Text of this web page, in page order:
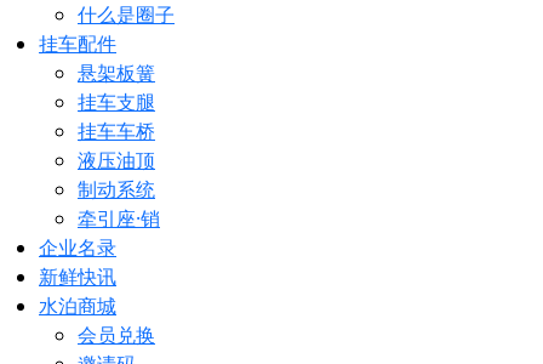
什么是圈子
挂车配件
悬架板簧
挂车支腿
挂车车桥
液压油顶
制动系统
牵引座·销
企业名录
新鲜快讯
水泊商城
会员兑换